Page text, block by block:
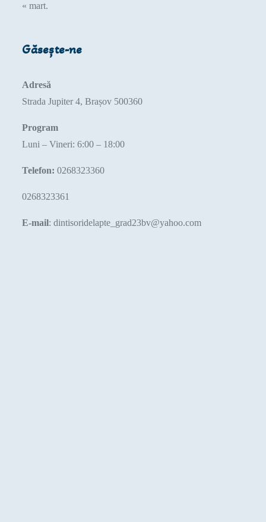
« mart.
Găsește-ne
Adresă
Strada Jupiter 4, Brașov 500360
Program
Luni – Vineri: 6:00 – 18:00
Telefon: 0268323360
0268323361
E-mail: dintisoridelapte_grad23bv@yahoo.com